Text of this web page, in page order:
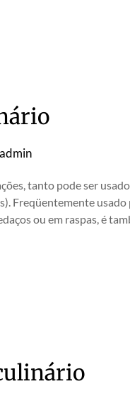
admin
tanto pode ser
Freqüentemente
ou em raspas, é